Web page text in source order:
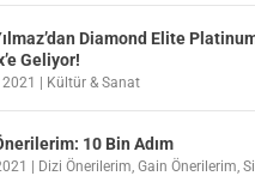
Diamond Elite
Geliyor!
Kültür & Sanat
10 Bin Adım
Dizi Önerilerim,Gain Önerilerim,